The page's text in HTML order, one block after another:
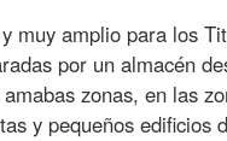
muy amplio para los
por un almacén
zonas, en las
y pequeños edificios